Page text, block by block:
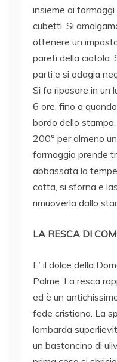
insieme ai
cubetti. Si
ottenere un
pareti della ciotola.
parti e si adagia
Si fa riposare in un
6 ore, fino a
bordo dello
200° per almeno
formaggio prende
abbassata la
cotta, si sforna e
rimuoverla dallo
LA RESCA DI
E’ il dolce della
Palme. La resca
ed è un
fede cristiana. La
lombarda
un bastoncino di